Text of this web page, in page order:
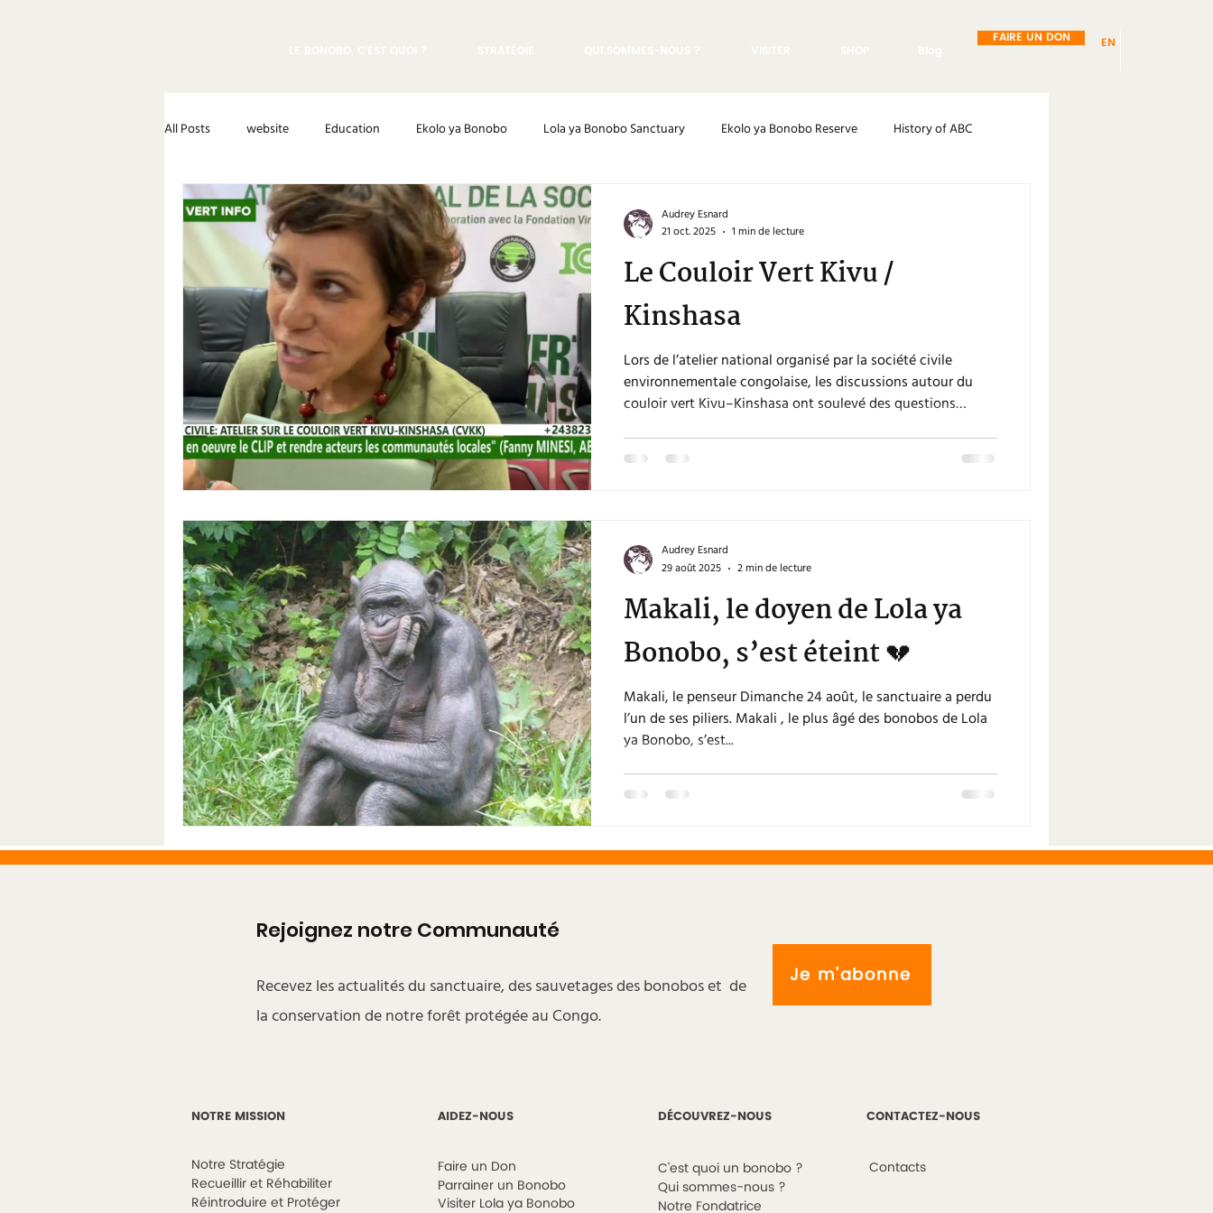
FAIRE UN DON EN
All Posts website Education Ekolo ya Bonobo Lola ya Bonobo Sanctuary Ekolo ya Bonobo Reserve History of ABC
Claudine André Nursery Group Rescues Media Friends of Bonobos
Le Couloir Vert Kivu /
Kinshasa
Lors de l’atelier national organisé par la société civile
environnementale congolaise, les discussions autour du
couloir vert Kivu–Kinshasa ont soulevé des questions
autochtones ? 🎙️ Dans cette vidéo, Fanny Minesi, directrice
Audrey Esnard
21 oct. 2025
1 min de lecture
Makali, le doyen de Lola ya
Bonobo, s’est éteint 💔
Makali, le penseur Dimanche 24 août, le sanctuaire a perdu
l’un de ses piliers. Makali , le plus âgé des bonobos de Lola
ya Bonobo, s’est...
Audrey Esnard
29 août 2025
2 min de lecture
Rejoignez notre Communauté
Recevez les actualités du sanctuaire, des sauvetages des bonobos et de
la conservation de notre forêt protégée au Congo.
Je m'abonne
NOTRE MISSION
Notre Stratégie
Recueillir et Réhabiliter
Réintroduire et Protéger
AIDEZ-NOUS
Faire un Don
Parrainer un Bonobo
Visiter Lola ya Bonobo
DÉCOUVREZ-NOUS
C'est quoi un bonobo ?
Qui sommes-nous ?
Notre Fondatrice
CONTACTEZ-NOUS
Contacts